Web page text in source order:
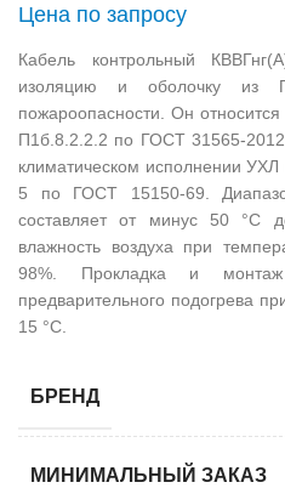
Цена по запросу
Кабель контрольный
изоляцию и оболочку из
пожароопасности. Он
П1б.8.2.2.2 по ГОСТ 31565-
климатическом исполнении
5 по ГОСТ 15150-69.
составляет от минус 50 °С
влажность воздуха при
98%. Прокладка и
предварительного подогрева
15 °С.
БРЕНД
МИНИМАЛЬНЫЙ ЗАКАЗ